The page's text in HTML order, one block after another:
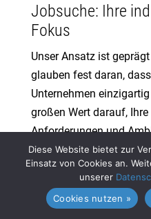
Jobsuche: Ihre
Fokus
Unser Ansatz ist
glauben fest daran,
Unternehmen
großen Wert darauf,
Anforderungen und
verstehen. Ob Sie als
Schritt in Ihrer SAP-
als Unternehmen
suchen – wir passen
Diese Website bietet zur
Einsatz von Cookies an.
unserer
Cookies nutzen »